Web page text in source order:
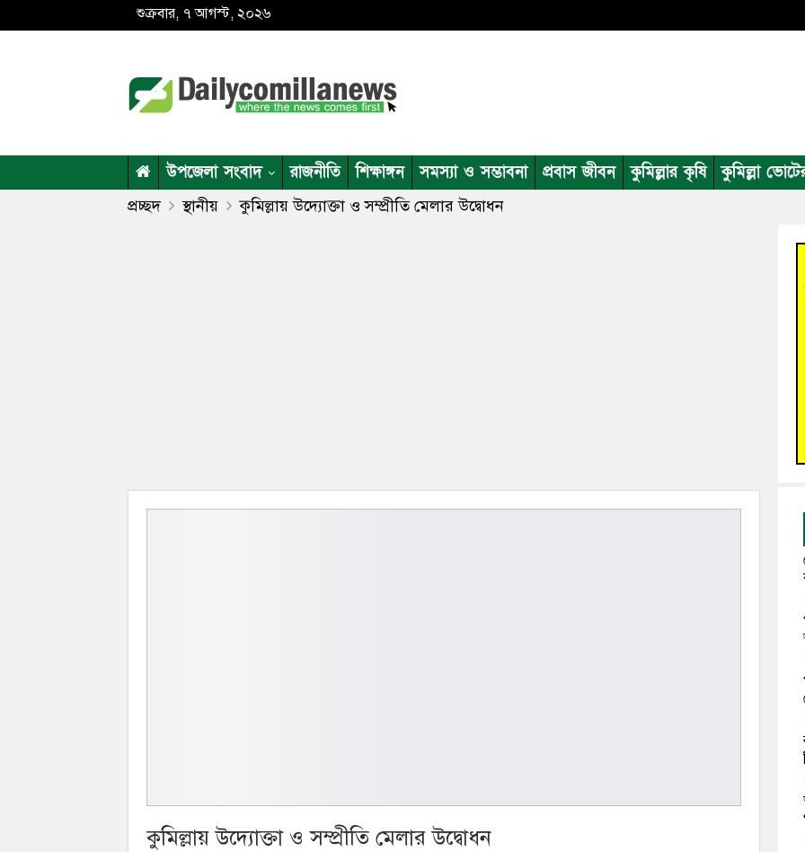
শুক্রবার, ৭ আগস্ট, ২০২৬
উপজেলা সংবাদ রাজনীতি শিক্ষাঙ্গন সমস্যা ও সম্ভাবনা প্রবাস জীবন কুমিল্লার কৃষি কুমিল্লা
প্রচ্ছদ স্থানীয় কুমিল্লায় উদ্যোক্তা ও সম্প্রীতি মেলার উদ্বোধন
কুমিল্লায় উদ্যোক্তা ও সম্প্রীতি মেলার উদ্বোধন